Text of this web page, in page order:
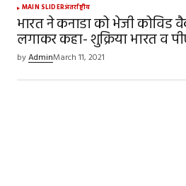
MAIN SLIDERअंतर्राष्ट्रीय
भारत ने कनाडा को भेजी कोविड
लगाकर कहा- शुक्रिया भारत व
byAdminMarch 11, 2021